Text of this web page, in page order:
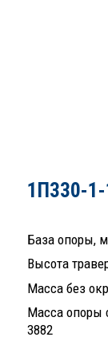
1П330-
База опоры,
Высота
Масса без
Масса опоры
3882